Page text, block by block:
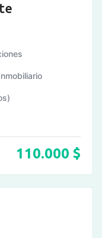
110.000 $